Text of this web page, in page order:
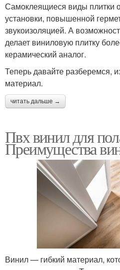
Самоклеящиеся виды плитки
установки, повышенной
звукоизоляцией. А
делает виниловую плитку
керамический аналог.
Теперь давайте разберемся,
материал.
читать дальше →
Пвх винил для
Преимущества
Винил — гибкий материал,